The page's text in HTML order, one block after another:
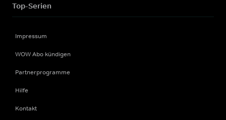
Top-Serien
Impressum
WOW Abo kündigen
Partnerprogramme
Hilfe
Kontakt